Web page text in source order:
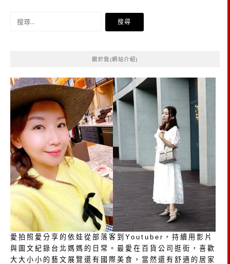
關於我(網站介紹)
愛拍照愛分享的依娃從部落客到Youtuber，持續用影片
與圖文紀錄台北媽媽的日常。最愛在百貨公司逛街，喜歡
大大小小的藝文展覽還有國際美食，當然還有舒適的居家